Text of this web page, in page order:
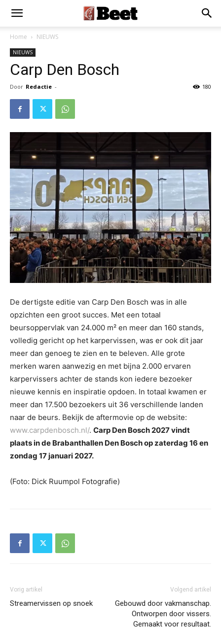
Home NIEUWS
NIEUWS
Carp Den Bosch
Door Redactie - 180
De dertigste editie van Carp Den Bosch was in alle
opzichten een groot succes. Met een totaal
beursoppervlak van 24.000 m² en meer dan 160 stands,
volledig gericht op het karpervissen, was er ook dit jaar
meer dan genoeg te zien en te beleven. Alle grote
merken waren aanwezig en met bijna 2.000 ervaren
karpervissers achter de stands kon iedere bezoeker
nieuwe kennis en inspiratie opdoen. In totaal kwamen er
meer dan 17.500 bezoekers uit 36 verschillende landen
naar de beurs. Bekijk de aftermovie op de website:
www.carpdenbosch.nl/. Carp Den Bosch 2027 vindt
plaats in de Brabanthallen Den Bosch op zaterdag 16 en
zondag 17 januari 2027.
(Foto: Dick Ruumpol Fotografie)
Vorig artikel
Streamervissen op snoek
Volgend artikel
Gebouwd door vakmanschap.
Ontworpen door vissers.
Gemaakt voor resultaat.